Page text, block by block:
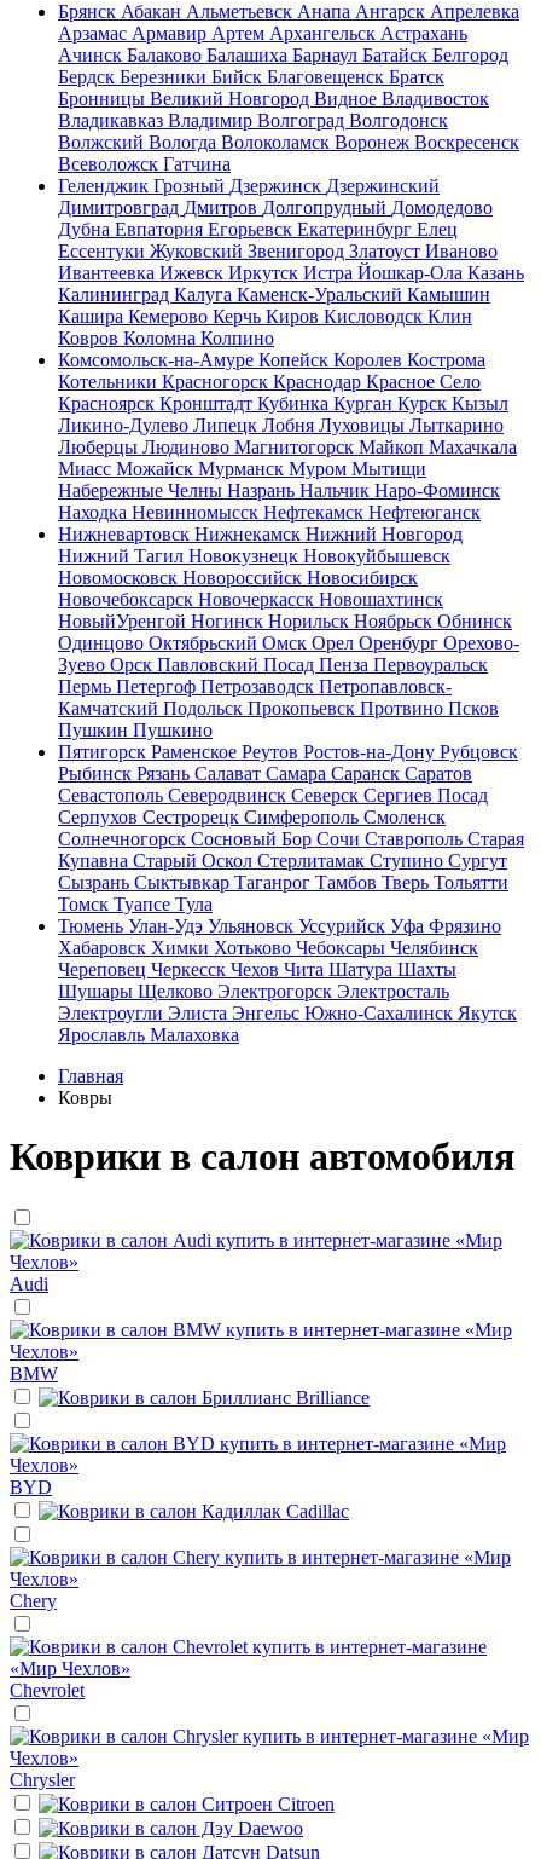
Брянск Абакан Альметьевск Анапа Ангарск Апрелевка
Арзамас Армавир Артем Архангельск Астрахань
Ачинск Балаково Балашиха Барнаул Батайск Белгород
Бердск Березники Бийск Благовещенск Братск
Бронницы Великий Новгород Видное Владивосток
Владикавказ Владимир Волгоград Волгодонск
Волжский Вологда Волоколамск Воронеж Воскресенск
Всеволожск Гатчина
Геленджик Грозный Дзержинск Дзержинский
Димитровград Дмитров Долгопрудный Домодедово
Дубна Евпатория Егорьевск Екатеринбург Елец
Ессентуки Жуковский Звенигород Златоуст Иваново
Ивантеевка Ижевск Иркутск Истра Йошкар-Ола Казань
Калининград Калуга Каменск-Уральский Камышин
Кашира Кемерово Керчь Киров Кисловодск Клин
Ковров Коломна Колпино
Комсомольск-на-Амуре Копейск Королев Кострома
Котельники Красногорск Краснодар Красное Село
Красноярск Кронштадт Кубинка Курган Курск Кызыл
Ликино-Дулево Липецк Лобня Луховицы Лыткарино
Люберцы Людиново Магнитогорск Майкоп Махачкала
Миасс Можайск Мурманск Муром Мытищи
Набережные Челны Назрань Нальчик Наро-Фоминск
Находка Невинномысск Нефтекамск Нефтеюганск
Нижневартовск Нижнекамск Нижний Новгород
Нижний Тагил Новокузнецк Новокуйбышевск
Новомосковск Новороссийск Новосибирск
Новочебоксарск Новочеркасск Новошахтинск
НовыйУренгой Ногинск Норильск Ноябрьск Обнинск
Одинцово Октябрьский Омск Орел Оренбург Орехово-
Зуево Орск Павловский Посад Пенза Первоуральск
Пермь Петергоф Петрозаводск Петропавловск-
Камчатский Подольск Прокопьевск Протвино Псков
Пушкин Пушкино
Пятигорск Раменское Реутов Ростов-на-Дону Рубцовск
Рыбинск Рязань Салават Самара Саранск Саратов
Севастополь Северодвинск Северск Сергиев Посад
Серпухов Сестрорецк Симферополь Смоленск
Солнечногорск Сосновый Бор Сочи Ставрополь Старая
Купавна Старый Оскол Стерлитамак Ступино Сургут
Сызрань Сыктывкар Таганрог Тамбов Тверь Тольятти
Томск Туапсе Тула
Тюмень Улан-Удэ Ульяновск Уссурийск Уфа Фрязино
Хабаровск Химки Хотьково Чебоксары Челябинск
Череповец Черкесск Чехов Чита Шатура Шахты
Шушары Щелково Электрогорск Электросталь
Электроугли Элиста Энгельс Южно-Сахалинск Якутск
Ярославль Малаховка
Главная
Ковры
Коврики в салон автомобиля
Audi
BMW
Brilliance
BYD
Cadillac
Chery
Chevrolet
Chrysler
Citroen
Daewoo
Datsun